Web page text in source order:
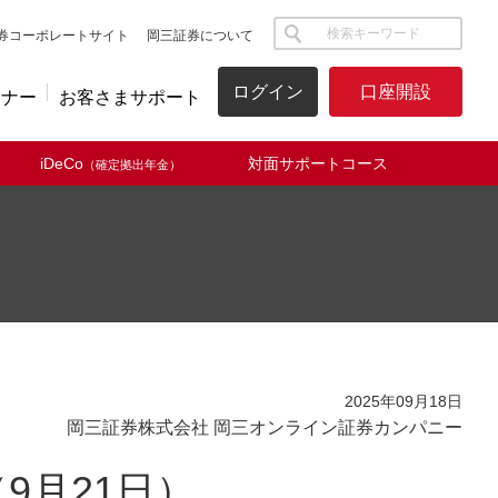
コーポレートサイト 岡三証券について サイト内検索
ー お客さまサポート ログイン 口座開設
iDeCo（確定拠出年金） 対面サポートコース
2025年09月18日
岡三証券株式会社 岡三オンライン証券カンパニー